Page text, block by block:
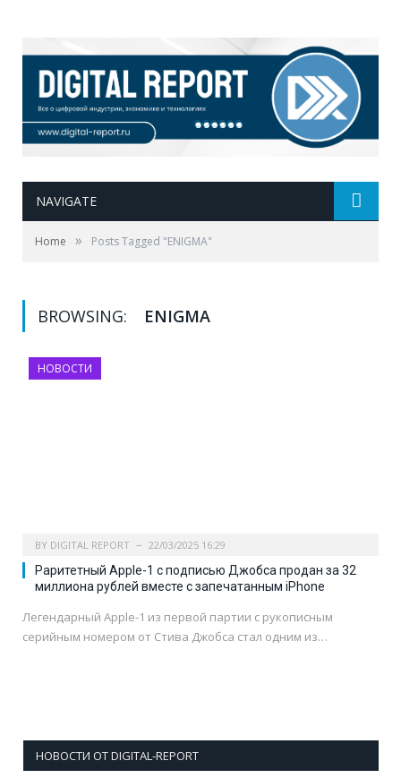
NAVIGATE
Home » Posts Tagged "ENIGMA"
BROWSING: ENIGMA
НОВОСТИ
BY DIGITAL REPORT 22/03/2025 16:29
Раритетный Apple-1 с подписью Джобса продан за 32
миллиона рублей вместе с запечатанным iPhone
Легендарный Apple-1 из первой партии с рукописным
серийным номером от Стива Джобса стал одним из…
НОВОСТИ ОТ DIGITAL-REPORT